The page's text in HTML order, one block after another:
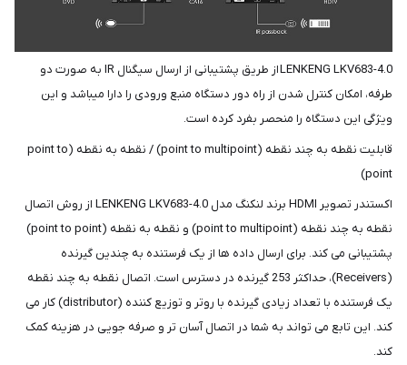
LENKENG LKV683-4.0 از طریق پشتیبانی از ارسال سیگنال IR به صورت دو
طرفه، امکان کنترل شدن از راه دور دستگاه منبع ورودی را دارا میباشد و این
ویژگی این دستگاه را منحصر بفرد کرده است.
قابلیت نقطه به چند نقطه (point to multipoint) / نقطه به نقطه (point to
point)
اکستندر تصویر HDMI برند لنکنگ مدل LENKENG LKV683-4.0 از روش اتصال
نقطه به چند نقطه (point to multipoint) و نقطه به نقطه (point to point)
پشتیبانی می کند. برای ارسال داده ها از یک فرستنده به چندین گیرنده
(Receivers)، حداکثر 253 گیرنده در دسترس است. اتصال نقطه به چند نقطه
یک فرستنده با تعداد زیادی گیرنده با روتر و توزیع کننده (distributor) کار می
کند. این تابع می تواند به شما در اتصال آسان تر و صرفه جویی در هزینه کمک
کند.